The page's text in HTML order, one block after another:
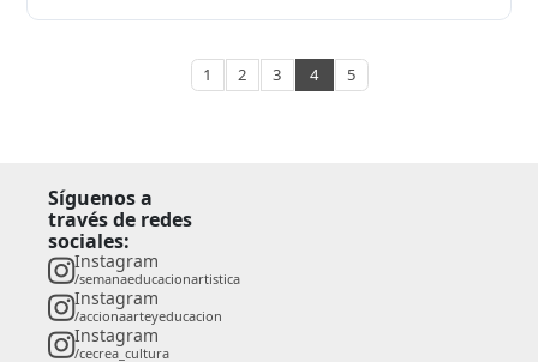
1 2 3 4 5
Síguenos a
través de redes
sociales:
Instagram
/semanaeducacionartistica
Instagram
/accionaarteyeducacion
Instagram
/cecrea_cultura